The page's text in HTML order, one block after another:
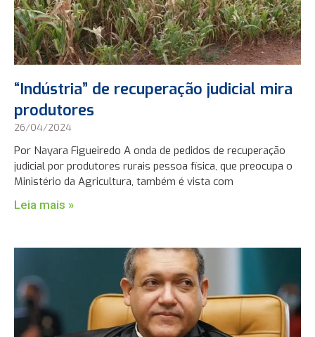
“Indústria” de recuperação judicial mira
produtores
26/04/2024
Por Nayara Figueiredo A onda de pedidos de recuperação
judicial por produtores rurais pessoa física, que preocupa o
Ministério da Agricultura, também é vista com
Leia mais »